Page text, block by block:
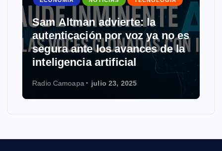
Sam Altman advierte: la
autenticación por voz ya no es
segura ante los avances de la
inteligencia artificial
Radio Camoapa julio 23, 2025